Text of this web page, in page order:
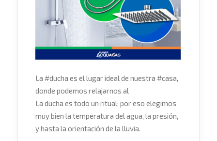
La #ducha es el lugar ideal de nuestra #casa,
donde podemos relajarnos al
La ducha es todo un ritual: por eso elegimos
muy bien la temperatura del agua, la presión,
y hasta la orientación de la lluvia.